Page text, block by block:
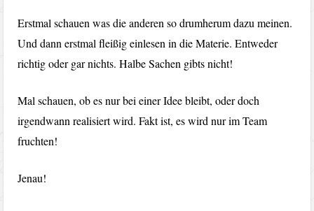
Erstmal schauen was die anderen so drumherum dazu meinen.
Und dann erstmal fleißig einlesen in die Materie. Entweder
richtig oder gar nichts. Halbe Sachen gibts nicht!
Mal schauen, ob es nur bei einer Idee bleibt, oder doch
irgendwann realisiert wird. Fakt ist, es wird nur im Team
fruchten!
Jenau!